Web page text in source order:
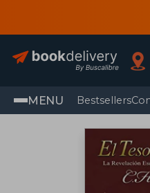
MENU Bestsellers